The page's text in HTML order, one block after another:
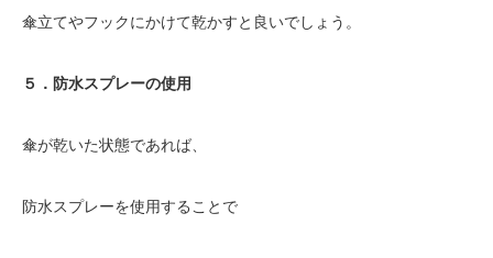
傘立てやフックにかけて乾かすと良いでしょう。
５．防水スプレーの使用
傘が乾いた状態であれば、
防水スプレーを使用することで